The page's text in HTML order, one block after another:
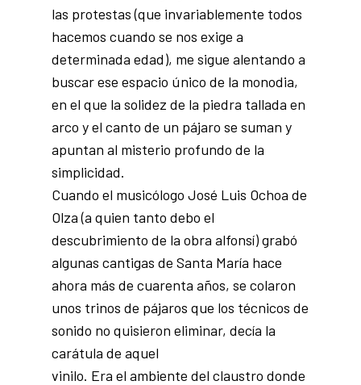
las protestas (que invariablemente todos
hacemos cuando se nos exige a
determinada edad), me sigue alentando a
buscar ese espacio único de la monodia,
en el que la solidez de la piedra tallada en
arco y el canto de un pájaro se suman y
apuntan al misterio profundo de la
simplicidad.
Cuando el musicólogo José Luis Ochoa de
Olza (a quien tanto debo el
descubrimiento de la obra alfonsí) grabó
algunas cantigas de Santa María hace
ahora más de cuarenta años, se colaron
unos trinos de pájaros que los técnicos de
sonido no quisieron eliminar, decía la
carátula de aquel
vinilo. Era el ambiente del claustro donde